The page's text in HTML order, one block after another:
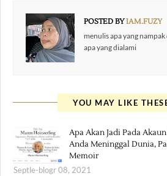
POSTED BYIAM.FUZY
menulis apa yang
apa yang dialami
YOU MAY LIKE
Apa Akan Jadi Pada
Anda Meninggal Dunia,
Memoir
Septle-blogr 08, 2021